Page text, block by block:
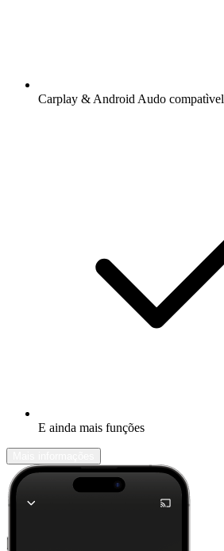
Carplay & Android Audo compatìvel
E ainda mais funções